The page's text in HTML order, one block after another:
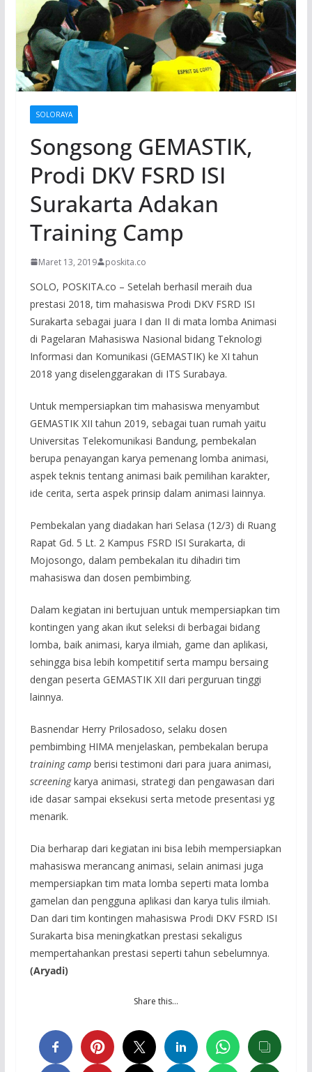
SOLORAYA
Songsong GEMASTIK,
Prodi DKV FSRD ISI
Surakarta Adakan
Training Camp
Maret 13, 2019 poskita.co
SOLO, POSKITA.co – Setelah berhasil meraih dua
prestasi 2018, tim mahasiswa Prodi DKV FSRD ISI
Surakarta sebagai juara I dan II di mata lomba Animasi
di Pagelaran Mahasiswa Nasional bidang Teknologi
Informasi dan Komunikasi (GEMASTIK) ke XI tahun
2018 yang diselenggarakan di ITS Surabaya.
Untuk mempersiapkan tim mahasiswa menyambut
GEMASTIK XII tahun 2019, sebagai tuan rumah yaitu
Universitas Telekomunikasi Bandung, pembekalan
berupa penayangan karya pemenang lomba animasi,
aspek teknis tentang animasi baik pemilihan karakter,
ide cerita, serta aspek prinsip dalam animasi lainnya.
Pembekalan yang diadakan hari Selasa (12/3) di Ruang
Rapat Gd. 5 Lt. 2 Kampus FSRD ISI Surakarta, di
Mojosongo, dalam pembekalan itu dihadiri tim
mahasiswa dan dosen pembimbing.
Dalam kegiatan ini bertujuan untuk mempersiapkan tim
kontingen yang akan ikut seleksi di berbagai bidang
lomba, baik animasi, karya ilmiah, game dan aplikasi,
sehingga bisa lebih kompetitif serta mampu bersaing
dengan peserta GEMASTIK XII dari perguruan tinggi
lainnya.
Basnendar Herry Prilosadoso, selaku dosen
pembimbing HIMA menjelaskan, pembekalan berupa
training campberisi testimoni dari para juara animasi,
screeningkarya animasi, strategi dan pengawasan dari
ide dasar sampai eksekusi serta metode presentasi yg
menarik.
Dia berharap dari kegiatan ini bisa lebih mempersiapkan
mahasiswa merancang animasi, selain animasi juga
mempersiapkan tim mata lomba seperti mata lomba
gamelan dan pengguna aplikasi dan karya tulis ilmiah.
Dan dari tim kontingen mahasiswa Prodi DKV FSRD ISI
Surakarta bisa meningkatkan prestasi sekaligus
mempertahankan prestasi seperti tahun sebelumnya.
(Aryadi)
Share this…